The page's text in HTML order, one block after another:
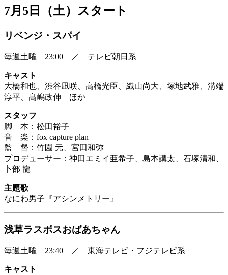
7月5日（土）スタート
リベンジ・スパイ
毎週土曜 23:00 ／ テレビ朝日系
キャスト
大橋和也、渋谷凪咲、高橋光臣、織山尚大、塚地武雅、溝端
淳平、髙嶋政伸 ほか
スタッフ
脚 本：松田裕子
音 楽：fox capture plan
監 督：竹園 元、宮田和弥
プロデューサー：神田エミイ亜希子、島本講太、石塚清和、
卜部 龍
主題歌
なにわ男子『アシンメトリー』
浅草ラスボスおばあちゃん
毎週土曜 23:40 ／ 東海テレビ・フジテレビ系
キャスト